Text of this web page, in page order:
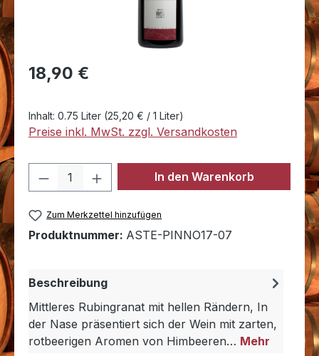
Regulärer Preis:
18,90 €
Inhalt: 0.75 Liter (25,20 € / 1 Liter)
Preise inkl. MwSt. zzgl. Versandkosten
Produkt Anzahl: Gib den
In den Warenkorb
Zum Merkzettel hinzufügen
Produktnummer: ASTE-PINNO17-07
Beschreibung
Mittleres Rubingranat mit hellen Rändern, In
der Nase präsentiert sich der Wein mit zarten,
rotbeerigen Aromen von Himbeeren… Mehr